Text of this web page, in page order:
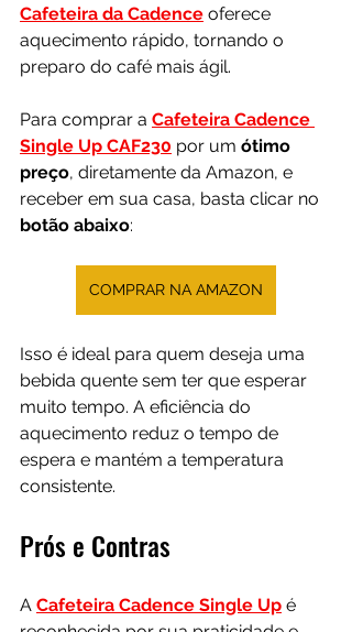
Cafeteira da Cadence oferece
aquecimento rápido, tornando o
preparo do café mais ágil.
Para comprar a Cafeteira Cadence
Single Up CAF230 por um ótimo
preço, diretamente da Amazon, e
receber em sua casa, basta clicar no
botão abaixo:
COMPRAR NA AMAZON
Isso é ideal para quem deseja uma
bebida quente sem ter que esperar
muito tempo. A eficiência do
aquecimento reduz o tempo de
espera e mantém a temperatura
consistente.
Prós e Contras
A Cafeteira Cadence Single Up é